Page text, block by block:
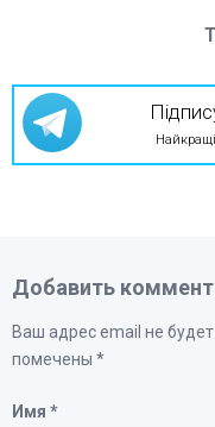
Найкращі
Добавить
Ваш адрес email не будет
помечены *
Имя *